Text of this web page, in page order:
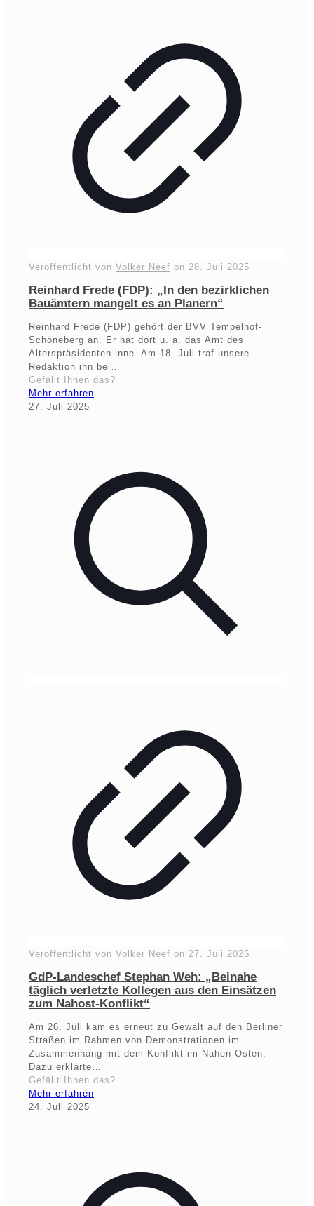
Veröffentlicht von Volker Neef on 28. Juli 2025
Reinhard Frede (FDP): „In den bezirklichen
Bauämtern mangelt es an Planern“
Reinhard Frede (FDP) gehört der BVV Tempelhof-
Schöneberg an. Er hat dort u. a. das Amt des
Alterspräsidenten inne. Am 18. Juli traf unsere
Redaktion ihn bei…
Gefällt Ihnen das?
Mehr erfahren
27. Juli 2025
Veröffentlicht von Volker Neef on 27. Juli 2025
GdP-Landeschef Stephan Weh: „Beinahe
täglich verletzte Kollegen aus den Einsätzen
zum Nahost-Konflikt“
Am 26. Juli kam es erneut zu Gewalt auf den Berliner
Straßen im Rahmen von Demonstrationen im
Zusammenhang mit dem Konflikt im Nahen Osten.
Dazu erklärte…
Gefällt Ihnen das?
Mehr erfahren
24. Juli 2025